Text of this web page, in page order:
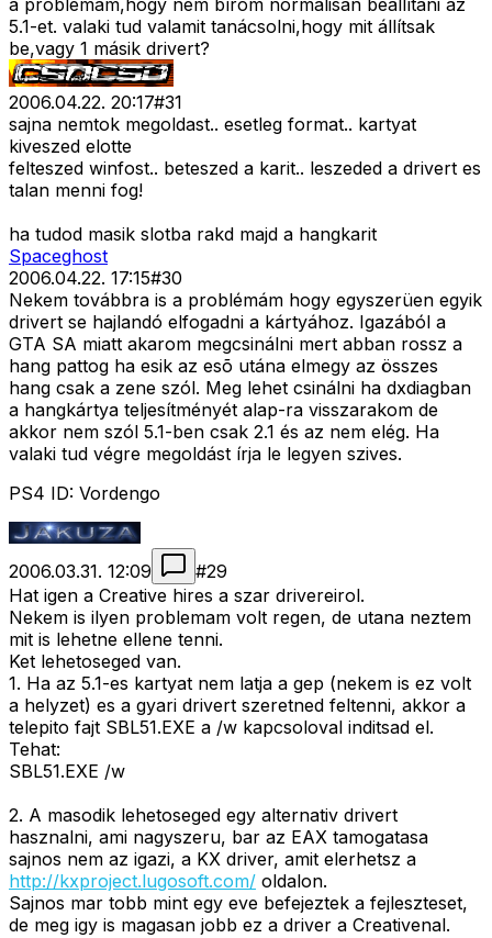
a problémám,hogy nem bírom normálisan beállítani az
5.1-et. valaki tud valamit tanácsolni,hogy mit állítsak
be,vagy 1 másik drivert?
2006.04.22. 20:17#31
sajna nemtok megoldast.. esetleg format.. kartyat
kiveszed elotte
felteszed winfost.. beteszed a karit.. leszeded a drivert es
talan menni fog!
ha tudod masik slotba rakd majd a hangkarit
Spaceghost
2006.04.22. 17:15#30
Nekem továbbra is a problémám hogy egyszerüen egyik
drivert se hajlandó elfogadni a kártyához. Igazából a
GTA SA miatt akarom megcsinálni mert abban rossz a
hang pattog ha esik az esõ utána elmegy az összes
hang csak a zene szól. Meg lehet csinálni ha dxdiagban
a hangkártya teljesítményét alap-ra visszarakom de
akkor nem szól 5.1-ben csak 2.1 és az nem elég. Ha
valaki tud végre megoldást írja le legyen szives.
PS4 ID: Vordengo
2006.03.31. 12:09 #29
Hat igen a Creative hires a szar drivereirol.
Nekem is ilyen problemam volt regen, de utana neztem
mit is lehetne ellene tenni.
Ket lehetoseged van.
1. Ha az 5.1-es kartyat nem latja a gep (nekem is ez volt
a helyzet) es a gyari drivert szeretned feltenni, akkor a
telepito fajt SBL51.EXE a /w kapcsoloval inditsad el.
Tehat:
SBL51.EXE /w
2. A masodik lehetoseged egy alternativ drivert
hasznalni, ami nagyszeru, bar az EAX tamogatasa
sajnos nem az igazi, a KX driver, amit elerhetsz a
http://kxproject.lugosoft.com/ oldalon.
Sajnos mar tobb mint egy eve befejeztek a fejleszteset,
de meg igy is magasan jobb ez a driver a Creativenal.